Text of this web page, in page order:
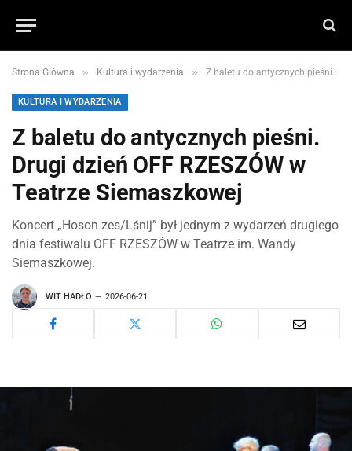
Strona Główna » Kultura i wydarzenia » Z baletu do antycznych pieśni. Drugi dzień OFF RZESZÓW w Teatrze Siemaszkowej
KULTURA I WYDARZENIA
Z baletu do antycznych pieśni.
Drugi dzień OFF RZESZÓW w
Teatrze Siemaszkowej
Koncert „Hoson zes/Lśnij” był jednym z wydarzeń drugiego
dnia festiwalu OFF RZESZÓW w Teatrze im. Wandy
Siemaszkowej.
WIT HADŁO 2026-06-21